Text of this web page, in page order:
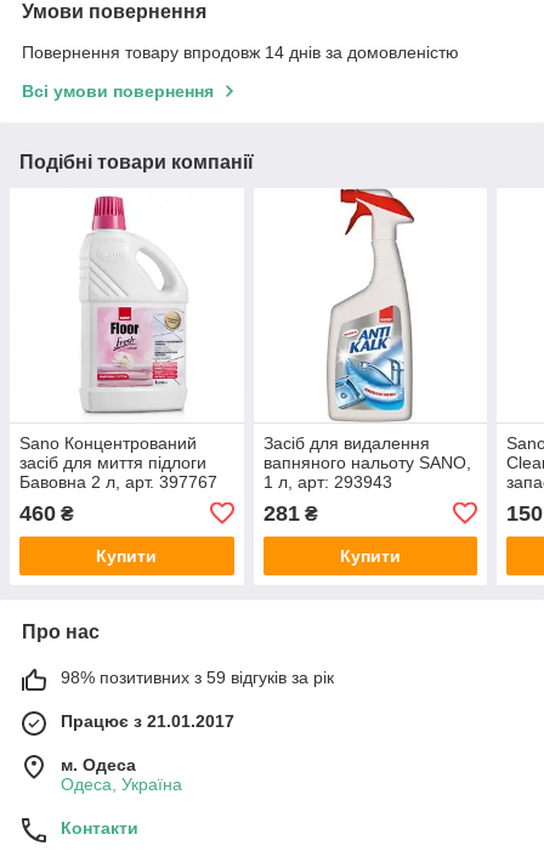
Умови повернення
Повернення товару впродовж 14 днів за домовленістю
Всі умови повернення
Подібні товари компанії
Sano Концентрований
засіб для миття підлоги
Бавовна 2 л, арт. 397767
460 ₴
Купити
Засіб для видалення
вапняного нальоту SANO,
1 л, арт: 293943
281₴
Купити
150
Про нас
98% позитивних з 59 відгуків за рік
Працює з 21.01.2017
м. Одеса
Одеса, Україна
Контакти